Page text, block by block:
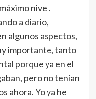
nivel.
a diario,
algunos aspectos,
importante, tanto
porque ya en el
pero no tenían
ahora. Yo ya he